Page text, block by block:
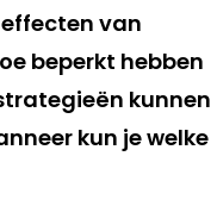
van
beperkt hebben
kunnen
kun je welke